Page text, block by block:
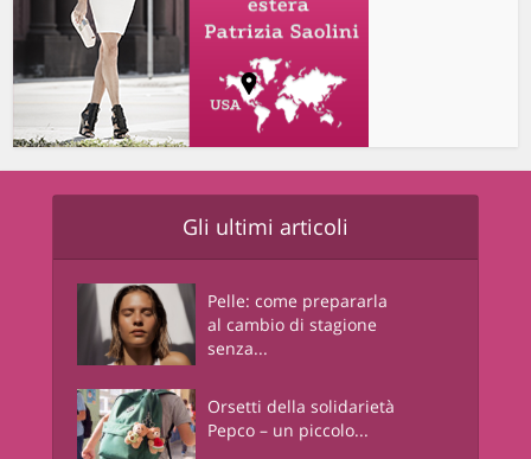
Gli ultimi articoli
Pelle: come prepararla
al cambio di stagione
senza...
Orsetti della solidarietà
Pepco – un piccolo...